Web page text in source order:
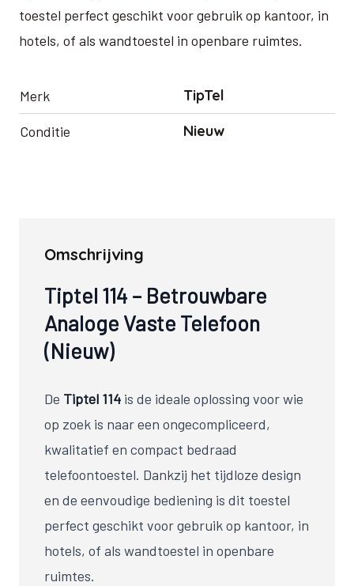
toestel perfect geschikt voor gebruik op kantoor, in
hotels, of als wandtoestel in openbare ruimtes.
Merk TipTel
Conditie Nieuw
Omschrijving
Tiptel 114 – Betrouwbare
Analoge Vaste Telefoon
(Nieuw)
De Tiptel 114 is de ideale oplossing voor wie
op zoek is naar een ongecompliceerd,
kwalitatief en compact bedraad
telefoontoestel. Dankzij het tijdloze design
en de eenvoudige bediening is dit toestel
perfect geschikt voor gebruik op kantoor, in
hotels, of als wandtoestel in openbare
ruimtes.